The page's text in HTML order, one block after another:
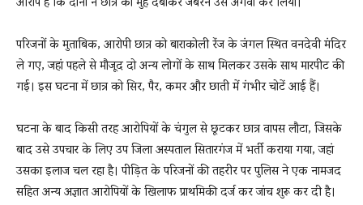
परिजनों के मुताबिक, आरोपी छात्र को बाराकोली रेंज के जंगल स्थित वनदेवी मंदिर
ले गए, जहां पहले से मौजूद दो अन्य लोगों के साथ मिलकर उसके साथ मारपीट की
गई। इस घटना में छात्र को सिर, पैर, कमर और छाती में गंभीर चोटें आई हैं।
घटना के बाद किसी तरह आरोपियों के चंगुल से छूटकर छात्र वापस लौटा, जिसके
बाद उसे उपचार के लिए उप जिला अस्पताल सितारगंज में भर्ती कराया गया, जहां
उसका इलाज चल रहा है। पीड़ित के परिजनों की तहरीर पर पुलिस ने एक नामजद
सहित अन्य अज्ञात आरोपियों के खिलाफ प्राथमिकी दर्ज कर जांच शुरू कर दी है।